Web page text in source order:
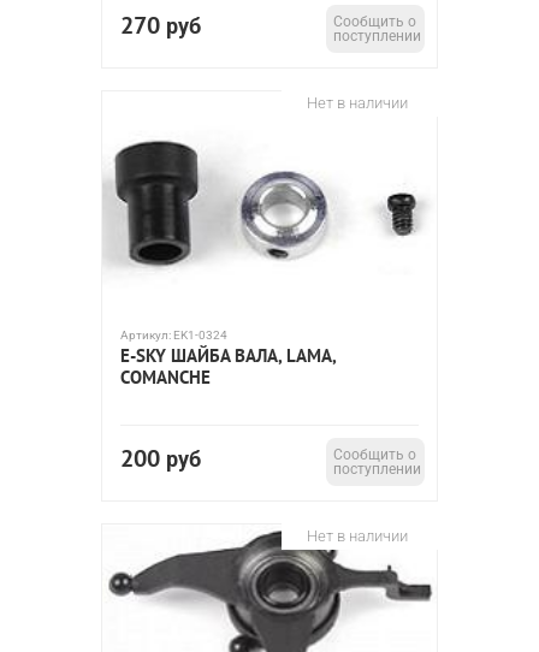
270 руб
Сообщить о
поступлении
Нет в наличии
Артикул: EK1-0324
E-SKY ШАЙБА ВАЛА, LAMA,
COMANCHE
200 руб
Сообщить о
поступлении
Нет в наличии